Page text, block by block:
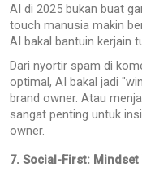
AI di 2025 bukan buat
touch manusia makin
AI bakal bantuin kerjain
Dari nyortir spam di
optimal, AI bakal jadi
brand owner. Atau
sangat penting untuk
owner.
7. Social-First: Mindset